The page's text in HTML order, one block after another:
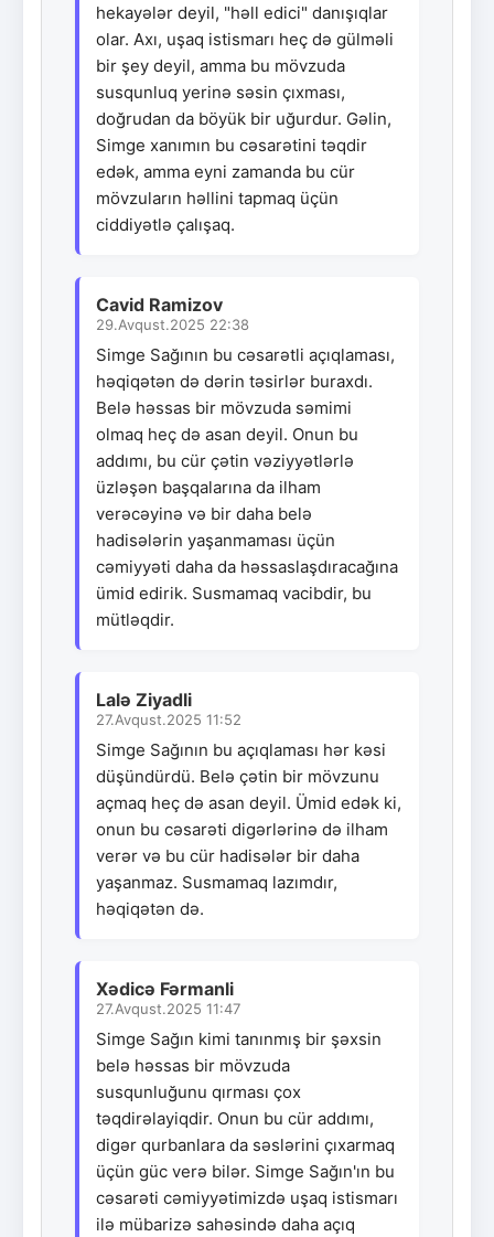
hekayələr deyil, "həll edici" danışıqlar
olar. Axı, uşaq istismarı heç də gülməli
bir şey deyil, amma bu mövzuda
susqunluq yerinə səsin çıxması,
doğrudan da böyük bir uğurdur. Gəlin,
Simge xanımın bu cəsarətini təqdir
edək, amma eyni zamanda bu cür
mövzuların həllini tapmaq üçün
ciddiyətlə çalışaq.
Cavid Ramizov
29.Avqust.2025 22:38
Simge Sağının bu cəsarətli açıqlaması,
həqiqətən də dərin təsirlər buraxdı.
Belə həssas bir mövzuda səmimi
olmaq heç də asan deyil. Onun bu
addımı, bu cür çətin vəziyyətlərlə
üzləşən başqalarına da ilham
verəcəyinə və bir daha belə
hadisələrin yaşanmaması üçün
cəmiyyəti daha da həssaslaşdıracağına
ümid edirik. Susmamaq vacibdir, bu
mütləqdir.
Lalə Ziyadli
27.Avqust.2025 11:52
Simge Sağının bu açıqlaması hər kəsi
düşündürdü. Belə çətin bir mövzunu
açmaq heç də asan deyil. Ümid edək ki,
onun bu cəsarəti digərlərinə də ilham
verər və bu cür hadisələr bir daha
yaşanmaz. Susmamaq lazımdır,
həqiqətən də.
Xədicə Fərmanli
27.Avqust.2025 11:47
Simge Sağın kimi tanınmış bir şəxsin
belə həssas bir mövzuda
susqunluğunu qırması çox
təqdirəlayiqdir. Onun bu cür addımı,
digər qurbanlara da səslərini çıxarmaq
üçün güc verə bilər. Simge Sağın'ın bu
cəsarəti cəmiyyətimizdə uşaq istismarı
ilə mübarizə sahəsində daha açıq